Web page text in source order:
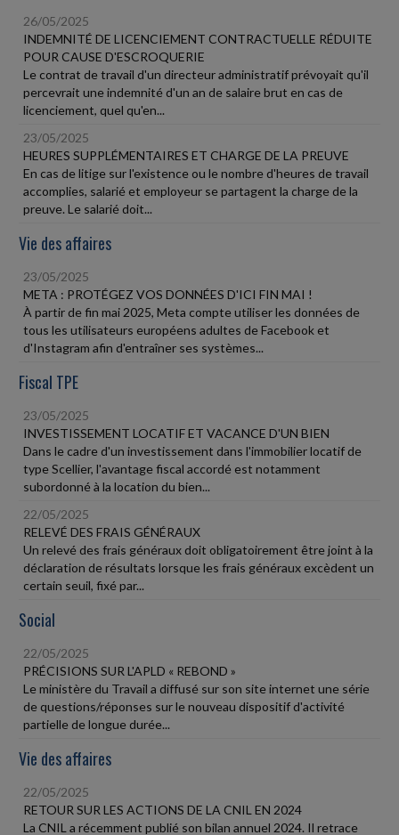
26/05/2025
INDEMNITÉ DE LICENCIEMENT CONTRACTUELLE RÉDUITE
POUR CAUSE D'ESCROQUERIE
Le contrat de travail d'un directeur administratif prévoyait qu'il
percevrait une indemnité d'un an de salaire brut en cas de
licenciement, quel qu'en...
23/05/2025
HEURES SUPPLÉMENTAIRES ET CHARGE DE LA PREUVE
En cas de litige sur l'existence ou le nombre d'heures de travail
accomplies, salarié et employeur se partagent la charge de la
preuve. Le salarié doit...
Vie des affaires
23/05/2025
META : PROTÉGEZ VOS DONNÉES D'ICI FIN MAI !
À partir de fin mai 2025, Meta compte utiliser les données de
tous les utilisateurs européens adultes de Facebook et
d'Instagram afin d'entraîner ses systèmes...
Fiscal TPE
23/05/2025
INVESTISSEMENT LOCATIF ET VACANCE D'UN BIEN
Dans le cadre d'un investissement dans l'immobilier locatif de
type Scellier, l'avantage fiscal accordé est notamment
subordonné à la location du bien...
22/05/2025
RELEVÉ DES FRAIS GÉNÉRAUX
Un relevé des frais généraux doit obligatoirement être joint à la
déclaration de résultats lorsque les frais généraux excèdent un
certain seuil, fixé par...
Social
22/05/2025
PRÉCISIONS SUR L'APLD « REBOND »
Le ministère du Travail a diffusé sur son site internet une série
de questions/réponses sur le nouveau dispositif d'activité
partielle de longue durée...
Vie des affaires
22/05/2025
RETOUR SUR LES ACTIONS DE LA CNIL EN 2024
La CNIL a récemment publié son bilan annuel 2024. Il retrace